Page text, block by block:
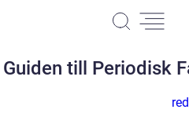
till Periodisk